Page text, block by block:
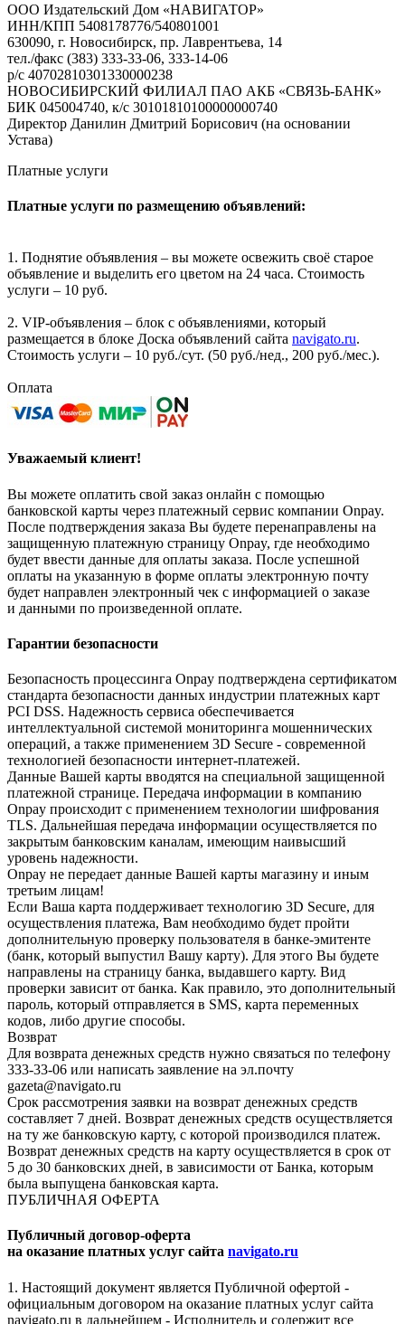
ООО Издательский Дом «НАВИГАТОР»
ИНН/КПП 5408178776/540801001
630090, г. Новосибирск, пр. Лаврентьева, 14
тел./факс (383) 333-33-06, 333-14-06
р/с 40702810301330000238
НОВОСИБИРСКИЙ ФИЛИАЛ ПАО АКБ «СВЯЗЬ-БАНК»
БИК 045004740, к/с 30101810100000000740
Директор Данилин Дмитрий Борисович (на основании
Устава)
Платные услуги
Платные услуги по размещению объявлений:
1. Поднятие объявления – вы можете освежить своё старое
объявление и выделить его цветом на 24 часа. Стоимость
услуги – 10 руб.
2. VIP-объявления – блок с объявлениями, который
размещается в блоке Доска объявлений сайта navigato.ru.
Стоимость услуги – 10 руб./сут. (50 руб./нед., 200 руб./мес.).
Оплата
Уважаемый клиент!
Вы можете оплатить свой заказ онлайн с помощью
банковской карты через платежный сервис компании Onpay.
После подтверждения заказа Вы будете перенаправлены на
защищенную платежную страницу Onpay, где необходимо
будет ввести данные для оплаты заказа. После успешной
оплаты на указанную в форме оплаты электронную почту
будет направлен электронный чек с информацией о заказе
и данными по произведенной оплате.
Гарантии безопасности
Безопасность процессинга Onpay подтверждена сертификатом
стандарта безопасности данных индустрии платежных карт
PCI DSS. Надежность сервиса обеспечивается
интеллектуальной системой мониторинга мошеннических
операций, а также применением 3D Secure - современной
технологией безопасности интернет-платежей.
Данные Вашей карты вводятся на специальной защищенной
платежной странице. Передача информации в компанию
Onpay происходит с применением технологии шифрования
TLS. Дальнейшая передача информации осуществляется по
закрытым банковским каналам, имеющим наивысший
уровень надежности.
Onpay не передает данные Вашей карты магазину и иным
третьим лицам!
Если Ваша карта поддерживает технологию 3D Secure, для
осуществления платежа, Вам необходимо будет пройти
дополнительную проверку пользователя в банке-эмитенте
(банк, который выпустил Вашу карту). Для этого Вы будете
направлены на страницу банка, выдавшего карту. Вид
проверки зависит от банка. Как правило, это дополнительный
пароль, который отправляется в SMS, карта переменных
кодов, либо другие способы.
Возврат
Для возврата денежных средств нужно связаться по телефону
333-33-06 или написать заявление на эл.почту
gazeta@navigato.ru
Срок рассмотрения заявки на возврат денежных средств
составляет 7 дней. Возврат денежных средств осуществляется
на ту же банковскую карту, с которой производился платеж.
Возврат денежных средств на карту осуществляется в срок от
5 до 30 банковских дней, в зависимости от Банка, которым
была выпущена банковская карта.
ПУБЛИЧНАЯ ОФЕРТА
Публичный договор-оферта
на оказание платных услуг сайта navigato.ru
1. Настоящий документ является Публичной офертой -
официальным договором на оказание платных услуг сайта
navigato.ru в дальнейшем - Исполнитель и содержит все